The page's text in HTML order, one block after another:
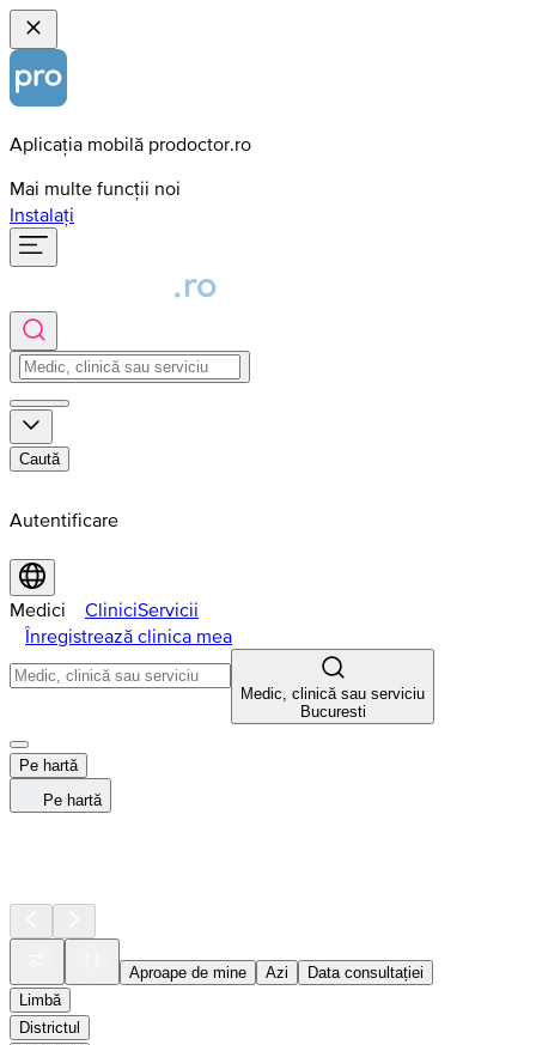
Aplicația mobilă prodoctor.ro
Mai multe funcții noi
Instalați
Caută
Autentificare
Medici CliniciServicii
Înregistrează clinica mea
Medic, clinică sau serviciu
Bucuresti
Pe hartă
Pe hartă
Aproape de mine Azi
Data consultației
Limbă
Districtul